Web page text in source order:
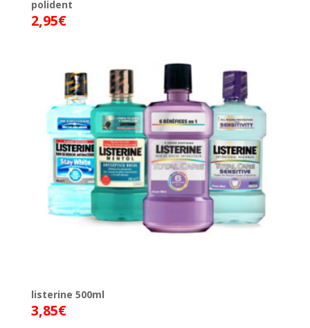
polident
2,95€
listerine 500ml
3,85€